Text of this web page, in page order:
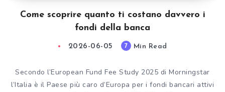
Come scoprire quanto ti costano davvero i
fondi della banca
2026-06-05 7 Min Read
Secondo l’European Fund Fee Study 2025 di Morningstar
l’Italia è il Paese più caro d’Europa per i fondi bancari attivi